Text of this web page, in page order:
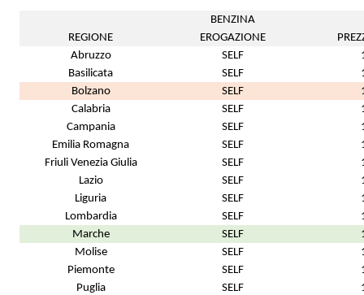
BENZINA
REGIONE
EROGAZIONE
Abruzzo
SELF
Basilicata
SELF
Bolzano
SELF
Calabria
SELF
Campania
SELF
Emilia Romagna
SELF
Friuli Venezia Giulia
SELF
Lazio
SELF
Liguria
SELF
Lombardia
SELF
Marche
SELF
Molise
SELF
Piemonte
SELF
Puglia
SELF